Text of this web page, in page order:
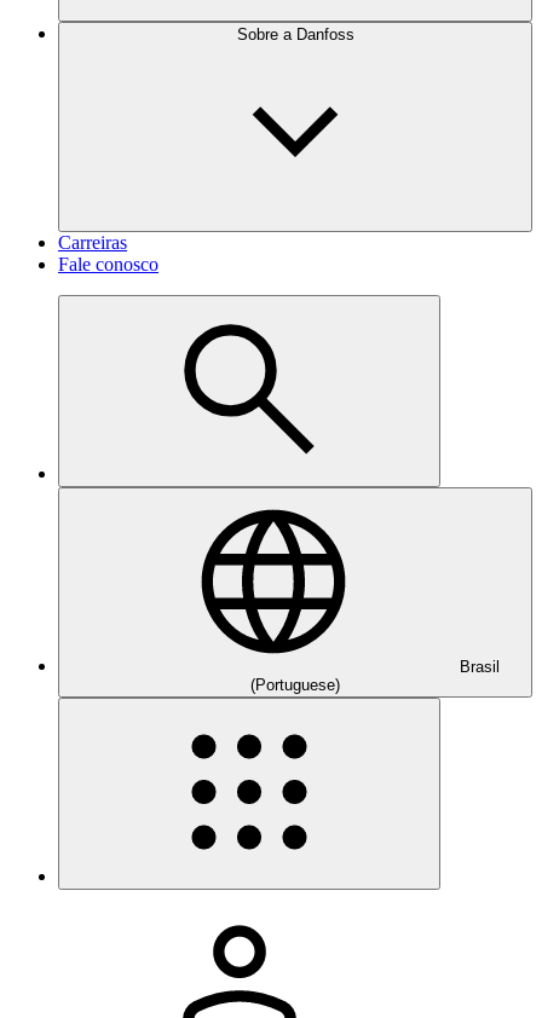
Sobre a Danfoss
Carreiras
Fale conosco
Brasil
(Portuguese)